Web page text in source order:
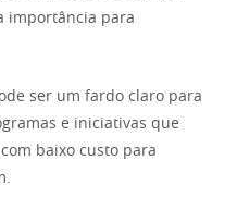
importância para
ser um fardo claro para
e iniciativas que
baixo custo para